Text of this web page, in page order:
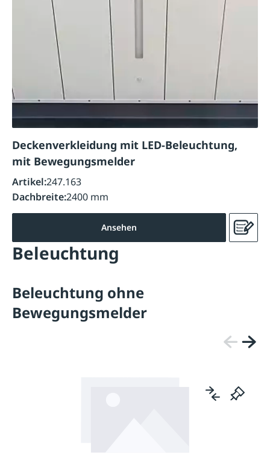
Deckenverkleidung mit LED-Beleuchtung,
mit Bewegungsmelder
Artikel:247.163
Dachbreite:2400 mm
Ansehen
Beleuchtung
Beleuchtung ohne
Bewegungsmelder